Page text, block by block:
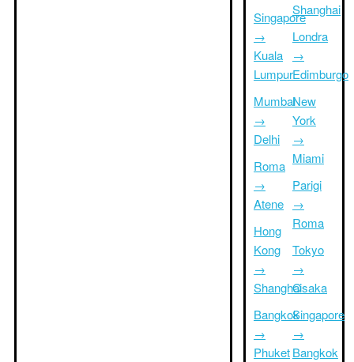
Singapore
→
Kuala
Lumpur
Mumbai
→
Delhi
Roma
→
Atene
Hong
Kong
→
Shanghai
Bangkok
→
Phuket
Shanghai
Londra
→
Edimburgo
New
York
→
Miami
Parigi
→
Roma
Tokyo
→
Osaka
Singapore
→
Bangkok